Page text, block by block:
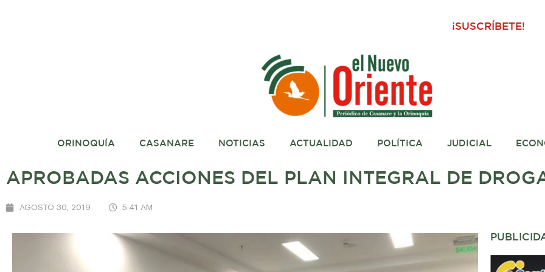
¡SUSCRÍBETE!
ORINOQUÍA CASANARE NOTICIAS ACTUALIDAD POLÍTICA JUDICIAL
APROBADAS ACCIONES DEL PLAN INTEGRAL DE
AGOSTO 30, 2019 5:41 AM